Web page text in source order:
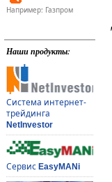
Например: Газпром
Наши продукты:
Система интернет-
трейдинга
NetInvestor
Сервис EasyMANi